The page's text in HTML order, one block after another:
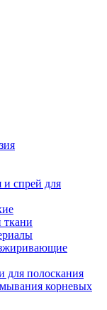
и спрей для
ткани
для полоскания
корневых